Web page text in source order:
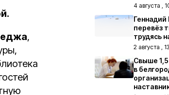
,
4 августа ,
Геннадий
перевёз
трудясь
2 августа ,
Свыше
в